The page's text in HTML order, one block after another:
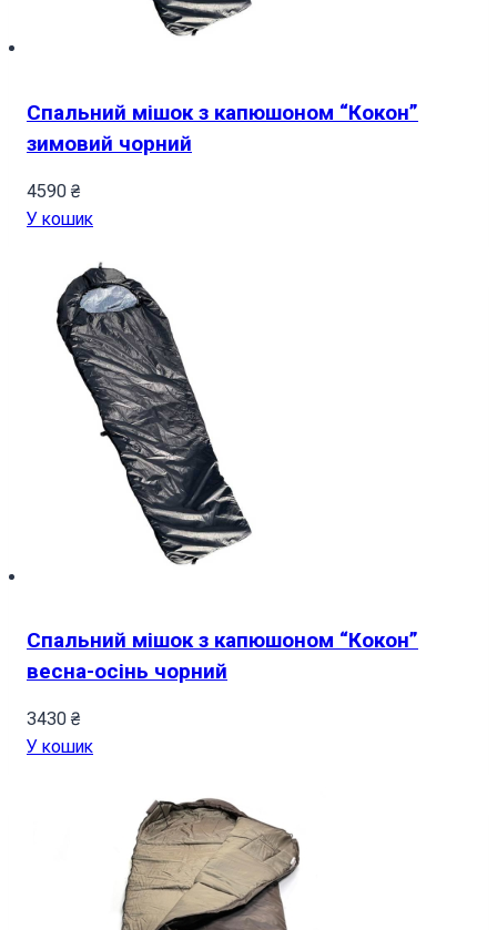
Спальний мішок з капюшоном “Кокон”
зимовий чорний
4590 ₴
У кошик
Спальний мішок з капюшоном “Кокон”
весна-осінь чорний
3430 ₴
У кошик